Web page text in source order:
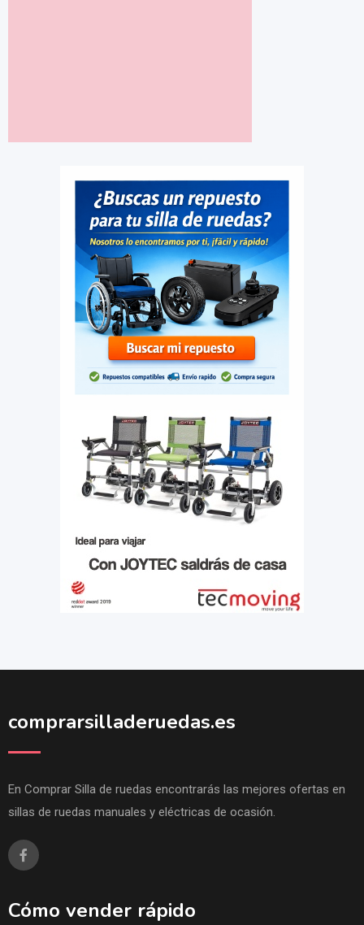
comprarsilladeruedas.es
En Comprar Silla de ruedas encontrarás las mejores ofertas en
sillas de ruedas manuales y eléctricas de ocasión.
Cómo vender rápido